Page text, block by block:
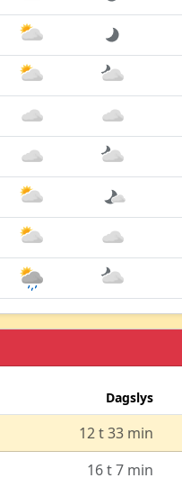
Dagslys
12 t 33 min
16 t 7 min